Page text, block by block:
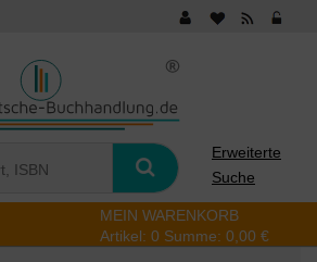
Erweiterte
Suche
MEIN WARENKORB
Artikel: 0 Summe: 0,00 €